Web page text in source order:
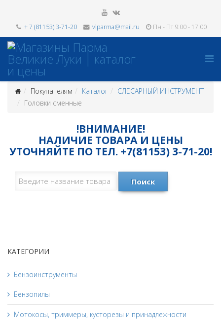
+ 7 (81153) 3-71-20 vlparma@mail.ru Пн - Пт 9:00 - 17:00
Покупателям Каталог
СЛЕСАРНЫЙ ИНСТРУМЕНТ
Головки сменные
!ВНИМАНИЕ!
НАЛИЧИЕ ТОВАРА И ЦЕНЫ
УТОЧНЯЙТЕ ПО ТЕЛ. +7(81153) 3-71-20!
Поиск
КАТЕГОРИИ
Бензоинструменты
Бензопилы
Мотокосы, триммеры, кусторезы и принадлежности